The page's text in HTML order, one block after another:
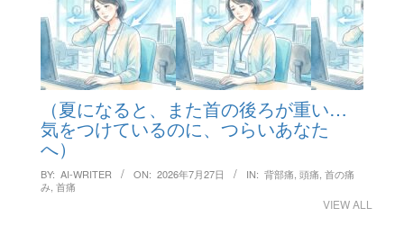
（夏になると、また首の後ろが重い…
気をつけているのに、つらいあなた
へ）
BY: AI-WRITER ON: 2026年7月27日 IN: 背部痛, 頭痛, 首の痛
み, 首痛
VIEW ALL